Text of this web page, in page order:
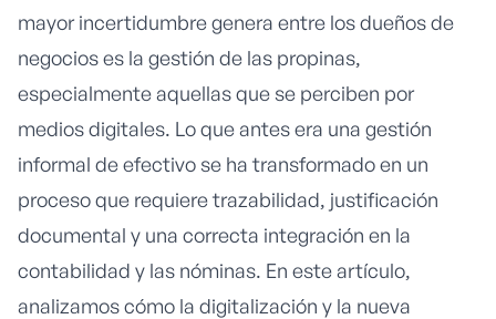
mayor incertidumbre genera entre los dueños de
negocios es la gestión de las propinas,
especialmente aquellas que se perciben por
medios digitales. Lo que antes era una gestión
informal de efectivo se ha transformado en un
proceso que requiere trazabilidad, justificación
documental y una correcta integración en la
contabilidad y las nóminas. En este artículo,
analizamos cómo la digitalización y la nueva